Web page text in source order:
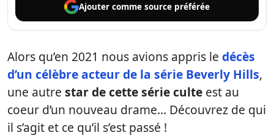
Ajouter comme source préférée
Alors qu’en 2021 nous avions appris le décès
d’un célèbre acteur de la série Beverly Hills,
une autre star de cette série culte est au
coeur d’un nouveau drame… Découvrez de qui
il s’agit et ce qu’il s’est passé !